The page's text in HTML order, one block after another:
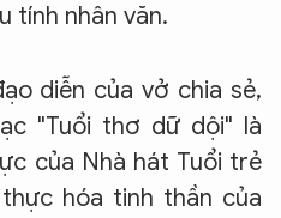
tính nhân văn.
diễn của vở chia sẻ,
"Tuổi thơ dữ dội" là
của Nhà hát Tuổi trẻ
hóa tinh thần của